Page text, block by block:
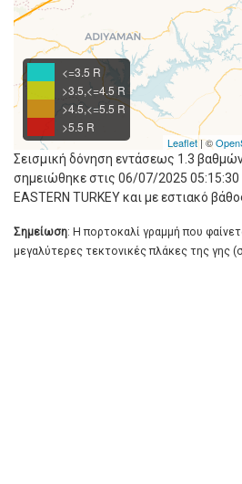
<=3.5 R
>3.5,<=4.5 R
>4.5,<=5.5 R
>5.5 R
Leaflet| ©
Σεισμική δόνηση εντάσεως 1.3
σημειώθηκε στις 06/07/2025 05:15:30
EASTERN TURKEY και με εστιακό
Σημείωση: Η πορτοκαλί γραμμή που
μεγαλύτερες τεκτονικές πλάκες της γης